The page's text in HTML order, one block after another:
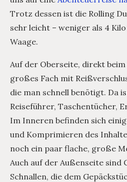
Trotz dessen ist die Rolling
sehr leicht – weniger als 4
Waage.
Auf der Oberseite, direkt
großes Fach mit
die man schnell benötigt. Da
Reiseführer, Taschentücher,
Im Inneren befinden sich
und Komprimieren des
noch ein paar flache, große
Auch auf der Außenseite sind
Schnallen, die dem